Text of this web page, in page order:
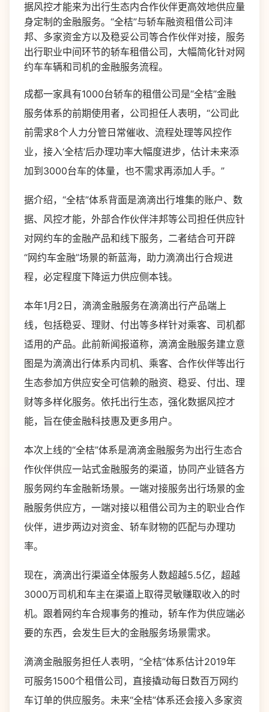
据风控才能来为出行生态内合作伙伴更高效地供应量
身定制的金融服务。“全桔”与轿车融资租借公司沣
邦、多家资金方以及稳妥公司等合作伙伴对接，服务
出行职业中间环节的轿车租借公司，大幅简化针对网
约车车辆和司机的金融服务流程。
成都一家具有1000台轿车的租借公司是“全桔”金融
服务体系的前期使用者，公司担任人表明，“公司此
前需求8个人力分管日常催收、流程处理等风控作
业，接入‘全桔’后办理功率大幅度进步，估计未来添
加到3000台车的体量，也不需求再添加人手。”
据介绍，“全桔”体系背面是滴滴出行堆集的账户、数
据、风控才能，外部合作伙伴沣邦等公司担任供应针
对网约车的金融产品和线下服务，二者结合可开辟
“网约车金融”场景的新蓝海，助力滴滴出行合规进
程，必定程度下降运力供应侧本钱。
本年1月2日，滴滴金融服务在滴滴出行产品端上
线，包括稳妥、理财、付出等多样针对乘客、司机都
适用的产品。此前新闻报道称，滴滴金融服务建立意
图是为滴滴出行体系内司机、乘客、合作伙伴等出行
生态参加方供应安全可信赖的融资、稳妥、付出、理
财等多样化服务。依托出行生态，强化数据风控才
能，旨在使金融科技惠及更多用户。
本次上线的“全桔”体系是滴滴金融服务为出行生态合
作伙伴供应一站式金融服务的渠道，协同产业链各方
服务网约车金融新场景。一端对接服务出行场景的金
融服务供应方，一端对接以租借公司为主的职业合作
伙伴，进步两边对资金、轿车财物的匹配与办理功
率。
现在，滴滴出行渠道全体服务人数超越5.5亿，超越
3000万司机和车主在渠道上取得灵敏赚取收入的时
机。跟着网约车合规事务的推动，轿车作为供应端必
要的东西，会发生巨大的金融服务场景需求。
滴滴金融服务担任人表明，“全桔”体系估计2019年
可服务1500个租借公司，直接撬动每日数百万网约
车订单的供应服务。未来“全桔”体系还会接入多家资